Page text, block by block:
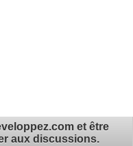
et être
aux discussions.